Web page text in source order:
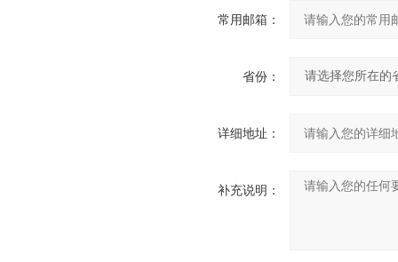
常用邮箱：
省份：
详细地址：
补充说明：